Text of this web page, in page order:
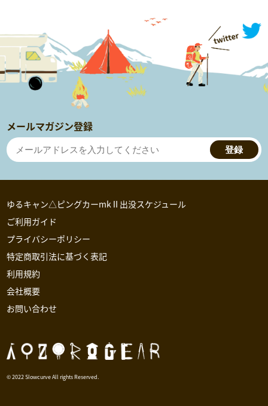
メールマガジン登録
登録
© 2022 Slowcurve All rights Reserved.
ゆるキャン△ピングカーmkⅡ出没スケジュール
ご利用ガイド
プライバシーポリシー
特定商取引法に基づく表記
利用規約
会社概要
お問い合わせ